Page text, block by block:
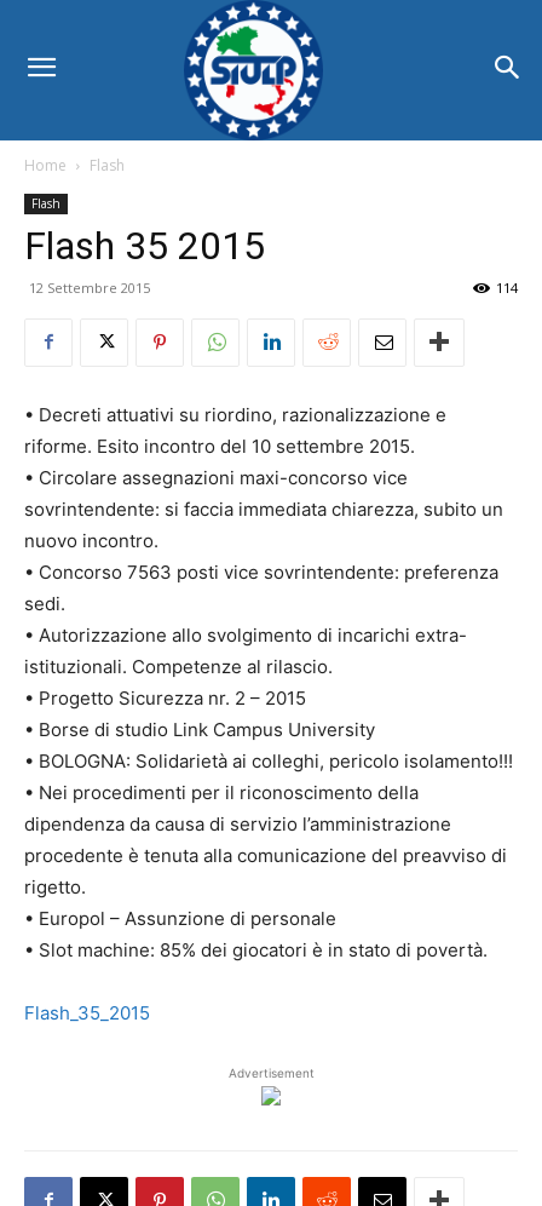
Home Flash
Flash
Flash 35 2015
12 Settembre 2015 114
• Decreti attuativi su riordino, razionalizzazione e
riforme. Esito incontro del 10 settembre 2015.
• Circolare assegnazioni maxi-concorso vice
sovrintendente: si faccia immediata chiarezza, subito un
nuovo incontro.
• Concorso 7563 posti vice sovrintendente: preferenza
sedi.
• Autorizzazione allo svolgimento di incarichi extra-
istituzionali. Competenze al rilascio.
• Progetto Sicurezza nr. 2 – 2015
• Borse di studio Link Campus University
• BOLOGNA: Solidarietà ai colleghi, pericolo isolamento!!!
• Nei procedimenti per il riconoscimento della
dipendenza da causa di servizio l’amministrazione
procedente è tenuta alla comunicazione del preavviso di
rigetto.
• Europol – Assunzione di personale
• Slot machine: 85% dei giocatori è in stato di povertà.
Flash_35_2015
Advertisement